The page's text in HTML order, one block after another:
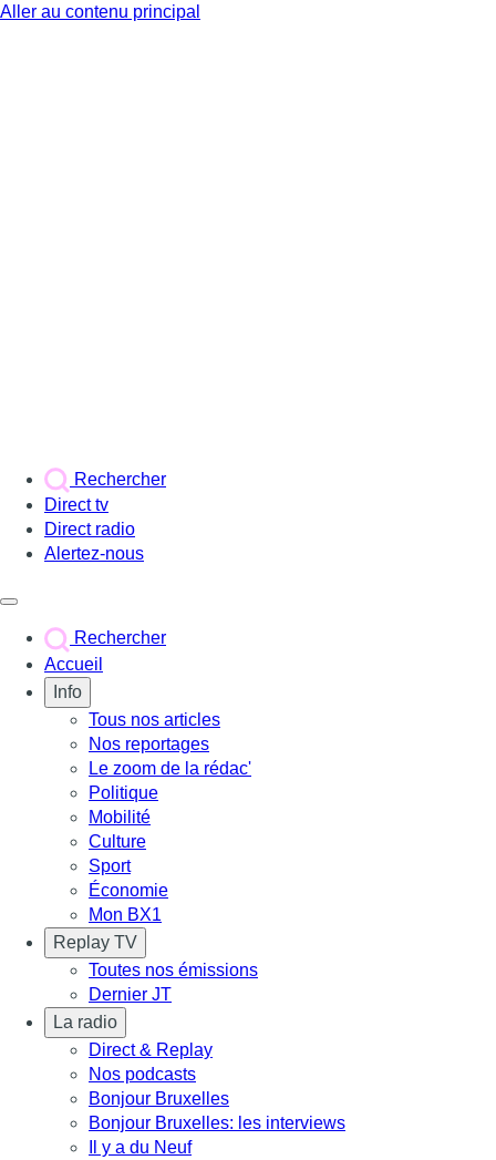
Aller au contenu principal
Rechercher
Direct tv
Direct radio
Alertez-nous
Rechercher
Accueil
Info
Tous nos articles
Nos reportages
Le zoom de la rédac'
Politique
Mobilité
Culture
Sport
Économie
Mon BX1
Replay TV
Toutes nos émissions
Dernier JT
La radio
Direct & Replay
Nos podcasts
Bonjour Bruxelles
Bonjour Bruxelles: les interviews
Il y a du Neuf